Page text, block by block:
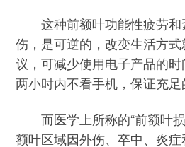
这种前额叶功能性疲劳和
伤，是可逆的，改变生活方
议，可减少使用电子产品的
两小时内不看手机，保证充足
而医学上所称的“前额叶损
额叶区域因外伤、卒中、炎